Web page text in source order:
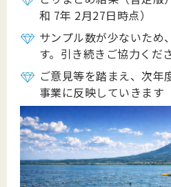
和 7年 2月27日時点）
サンプル数が少ないため
す。引き続きご協力くだ
ご意見等を踏まえ、次年
事業に反映していきます